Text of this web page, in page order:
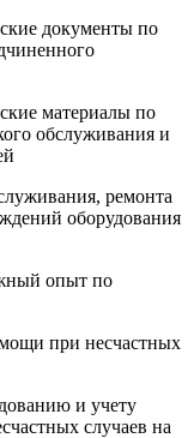
документы по
материалы по
обслуживания и
ремонта
оборудования
опыт по
при несчастных
и учету
случаев на